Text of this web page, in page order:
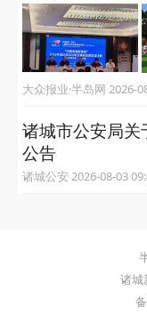
大众报业·半
诸城市公安局
公告
诸城公安 2026-08-03
诸城